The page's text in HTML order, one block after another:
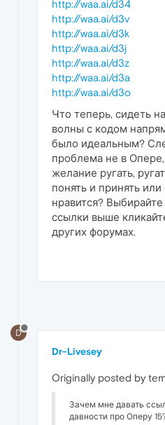
http://waa.ai/d34
http://waa.ai/d3v
http://waa.ai/d3k
http://waa.ai/d3j
http://waa.ai/d3z
http://waa.ai/d3a
http://waa.ai/d3o
Что теперь, сидеть
волны с кодом
было идеальным?
проблема не в
желание ругать,
понять и принять
нравится?
ссылки выше
других форумах.
D
Dr-Livesey
Originally posted by
Зачем мне давать
давности про Оперу